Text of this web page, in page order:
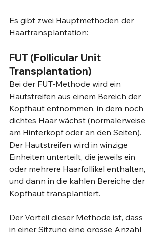
Es gibt zwei Hauptmethoden der
Haartransplantation:
FUT (Follicular Unit
Transplantation)
Bei der FUT-Methode wird ein
Hautstreifen aus einem Bereich der
Kopfhaut entnommen, in dem noch
dichtes Haar wächst (normalerweise
am Hinterkopf oder an den Seiten).
Der Hautstreifen wird in winzige
Einheiten unterteilt, die jeweils ein
oder mehrere Haarfollikel enthalten,
und dann in die kahlen Bereiche der
Kopfhaut transplantiert.
Der Vorteil dieser Methode ist, dass
in einer Sitzung eine grosse Anzahl